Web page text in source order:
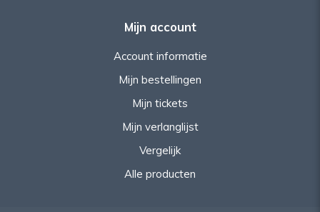
Mijn account
Account informatie
Mijn bestellingen
Mijn tickets
Mijn verlanglijst
Vergelijk
Alle producten